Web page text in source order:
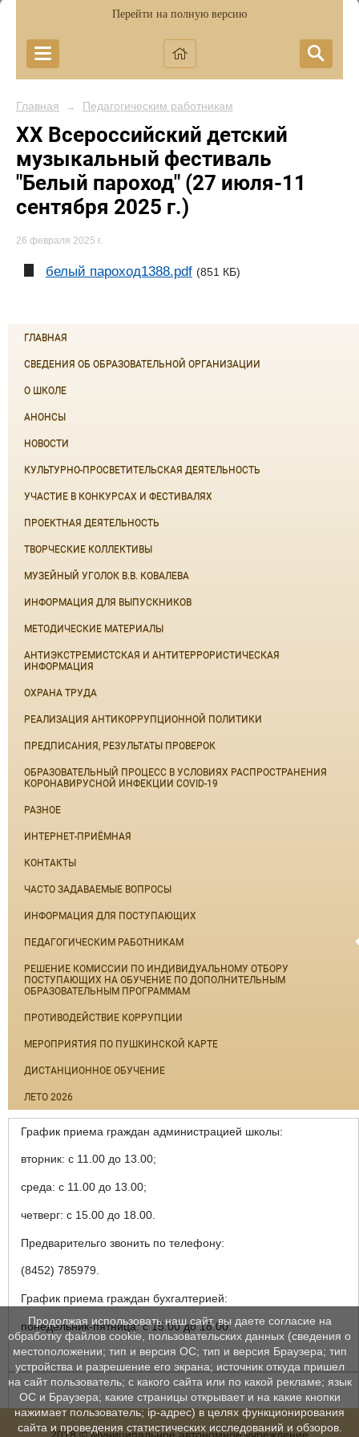
Перейти на полную версию
Главная → Педагогическим работникам
XX Всероссийский детский
музыкальный фестиваль
"Белый пароход" (27 июля-11
сентября 2025 г.)
26 февраля 2025 г.
белый пароход1388.pdf (851 КБ)
ГЛАВНАЯ
СВЕДЕНИЯ ОБ ОБРАЗОВАТЕЛЬНОЙ ОРГАНИЗАЦИИ
О ШКОЛЕ
АНОНСЫ
НОВОСТИ
КУЛЬТУРНО-ПРОСВЕТИТЕЛЬСКАЯ ДЕЯТЕЛЬНОСТЬ
УЧАСТИЕ В КОНКУРСАХ И ФЕСТИВАЛЯХ
ПРОЕКТНАЯ ДЕЯТЕЛЬНОСТЬ
ТВОРЧЕСКИЕ КОЛЛЕКТИВЫ
МУЗЕЙНЫЙ УГОЛОК В.В. КОВАЛЕВА
ИНФОРМАЦИЯ ДЛЯ ВЫПУСКНИКОВ
МЕТОДИЧЕСКИЕ МАТЕРИАЛЫ
АНТИЭКСТРЕМИСТСКАЯ И АНТИТЕРРОРИСТИЧЕСКАЯ
ИНФОРМАЦИЯ
ОХРАНА ТРУДА
РЕАЛИЗАЦИЯ АНТИКОРРУПЦИОННОЙ ПОЛИТИКИ
ПРЕДПИСАНИЯ, РЕЗУЛЬТАТЫ ПРОВЕРОК
ОБРАЗОВАТЕЛЬНЫЙ ПРОЦЕСС В УСЛОВИЯХ РАСПРОСТРАНЕНИЯ
КОРОНАВИРУСНОЙ ИНФЕКЦИИ COVID-19
РАЗНОЕ
ИНТЕРНЕТ-ПРИЁМНАЯ
КОНТАКТЫ
ЧАСТО ЗАДАВАЕМЫЕ ВОПРОСЫ
ИНФОРМАЦИЯ ДЛЯ ПОСТУПАЮЩИХ
ПЕДАГОГИЧЕСКИМ РАБОТНИКАМ
РЕШЕНИЕ КОМИССИИ ПО ИНДИВИДУАЛЬНОМУ ОТБОРУ
ПОСТУПАЮЩИХ НА ОБУЧЕНИЕ ПО ДОПОЛНИТЕЛЬНЫМ
ОБРАЗОВАТЕЛЬНЫМ ПРОГРАММАМ
ПРОТИВОДЕЙСТВИЕ КОРРУПЦИИ
МЕРОПРИЯТИЯ ПО ПУШКИНСКОЙ КАРТЕ
ДИСТАНЦИОННОЕ ОБУЧЕНИЕ
ЛЕТО 2026
График приема граждан администрацией школы:
вторник: с 11.00 до 13.00;
среда: с 11.00 до 13.00;
четверг: с 15.00 до 18.00.
Предварительго звонить по телефону:
(8452) 785979.
График приема граждан бухгалтерией:
понедельник-пятница: с 15.00 до 18.00.
Продолжая использовать наш сайт, вы даете согласие на
обработку файлов cookie, пользовательских данных (сведения о
местоположении; тип и версия ОС; тип и версия Браузера; тип
устройства и разрешение его экрана; источник откуда пришел
на сайт пользователь; с какого сайта или по какой рекламе; язык
ОС и Браузера; какие страницы открывает и на какие кнопки
нажимает пользователь; ip-адрес) в целях функционирования
сайта и проведения статистических исследований и обзоров.